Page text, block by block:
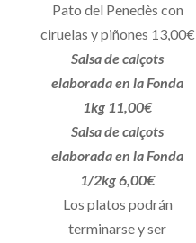
Pato del Penedès con
ciruelas y piñones 13,00€
Salsa de calçots
elaborada en la Fonda
1kg 11,00€
Salsa de calçots
elaborada en la Fonda
1/2kg 6,00€
Los platos podrán
terminarse y ser